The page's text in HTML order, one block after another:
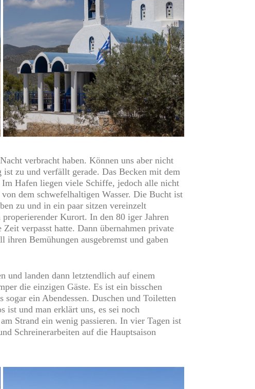
verbracht haben. Können uns aber nicht
zu und verfällt gerade. Das Becken mit dem
Im Hafen liegen viele Schiffe, jedoch alle nicht
dem schwefelhaltigen Wasser. Die Bucht ist
zu und in ein paar sitzen vereinzelt
Kurort. In den 80 iger Jahren
verpasst hatte. Dann übernahmen private
Bemühungen ausgebremst und gaben
und landen dann letztendlich auf einem
die einzigen Gäste. Es ist ein bisschen
ein Abendessen. Duschen und Toiletten
ist und man erklärt uns, es sei noch
Strand ein wenig passieren. In vier Tagen ist
Schreinerarbeiten auf die Hauptsaison